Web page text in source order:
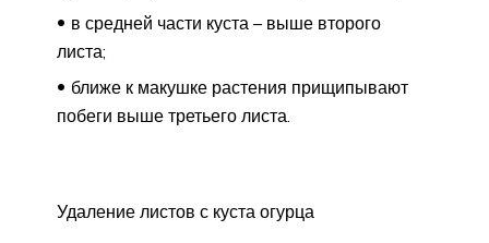
в средней части куста – выше второго
листа;
ближе к макушке растения прищипывают
побеги выше третьего листа.
Удаление листов с куста огурца